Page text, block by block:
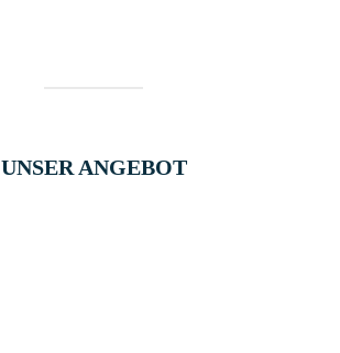
UNSER ANGEBOT